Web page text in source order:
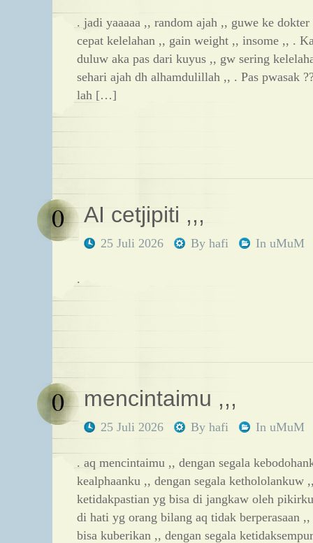
. jadi yaaaaa ,, random ajah ,, guwe ke
cepat kelelahan ,, gain weight ,, insome ,, .
duluw aka pas dari kuyus ,, gw sering
sehari ajah dh alhamdulillah ,, . Pas pwasak
lah […]
AI cetjipiti ,,,
25 Juli 2026 By hafi
0
In uMuM
.
mencintaimu ,,,
25 Juli 2026 By hafi
0
In uMuM
. aq mencintaimu ,, dengan segala
kealphaanku ,, dengan segala kethololankuw
ketidakpastian yg bisa di jangkaw oleh
di hati yg orang bilang aq tidak berperasaan
bisa kuberikan ,, dengan segala